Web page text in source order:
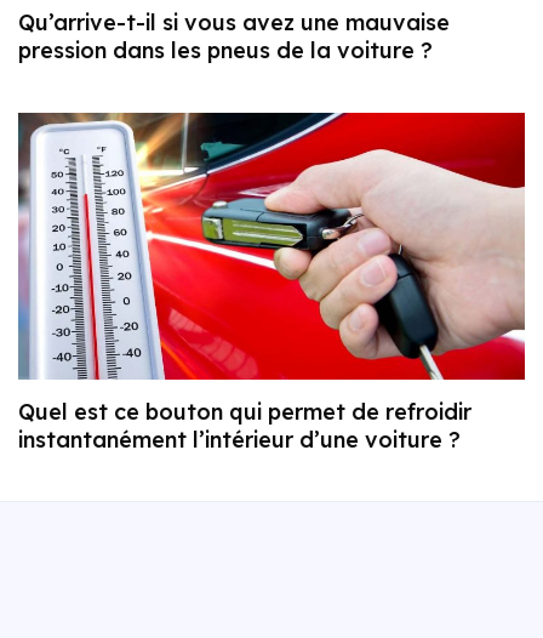
Qu’arrive-t-il si vous avez une mauvaise
pression dans les pneus de la voiture ?
Quel est ce bouton qui permet de refroidir
instantanément l’intérieur d’une voiture ?